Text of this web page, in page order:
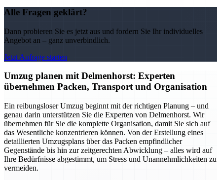
Alle Fragen geklärt?
Dann probieren Sie es jetzt aus und fordern Sie Ihr individuelles
Angebot an – ganz unverbindlich.
Jetzt Anfrage starten
Umzug planen mit Delmenhorst: Experten
übernehmen Packen, Transport und Organisation
Ein reibungsloser Umzug beginnt mit der richtigen Planung – und
genau darin unterstützen Sie die Experten von Delmenhorst. Wir
übernehmen für Sie die komplette Organisation, damit Sie sich auf
das Wesentliche konzentrieren können. Von der Erstellung eines
detaillierten Umzugsplans über das Packen empfindlicher
Gegenstände bis hin zur zeitgerechten Abwicklung – alles wird auf
Ihre Bedürfnisse abgestimmt, um Stress und Unannehmlichkeiten zu
vermeiden.